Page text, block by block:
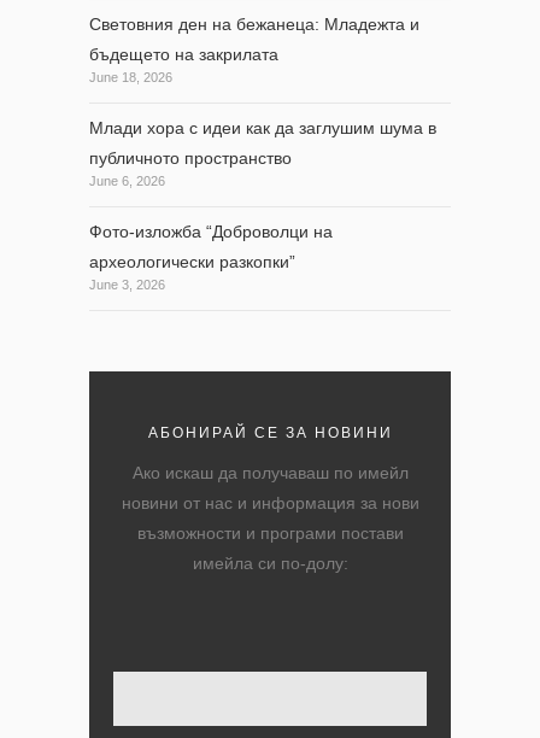
Световния ден на бежанеца: Младежта и
бъдещето на закрилата
June 18, 2026
Млади хора с идеи как да заглушим шума в
публичното пространство
June 6, 2026
Фото-изложба “Доброволци на
археологически разкопки”
June 3, 2026
АБОНИРАЙ СЕ ЗА НОВИНИ
Ако искаш да получаваш по имейл
новини от нас и информация за нови
възможности и програми постави
имейла си по-долу: